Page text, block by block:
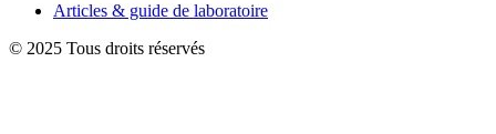
Articles & guide de laboratoire
© 2025 Tous droits réservés